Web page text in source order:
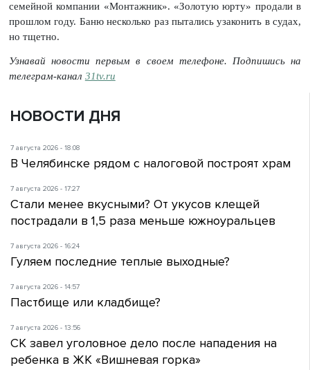
семейной компании «Монтажник». «Золотую юрту» продали в
прошлом году. Баню несколько раз пытались узаконить в судах,
но тщетно.
Узнавай новости первым в своем телефоне. Подпишись на
телеграм-канал 31tv.ru
НОВОСТИ ДНЯ
7 августа 2026 - 18:08
В Челябинске рядом с налоговой построят храм
7 августа 2026 - 17:27
Стали менее вкусными? От укусов клещей
пострадали в 1,5 раза меньше южноуральцев
7 августа 2026 - 16:24
Гуляем последние теплые выходные?
7 августа 2026 - 14:57
Пастбище или кладбище?
7 августа 2026 - 13:56
СК завел уголовное дело после нападения на
ребенка в ЖК «Вишневая горка»